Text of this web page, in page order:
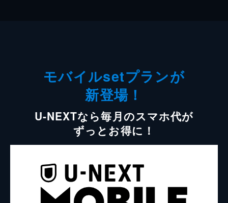
モバイルsetプランが
新登場！
U-NEXTなら毎月のスマホ代が
ずっとお得に！